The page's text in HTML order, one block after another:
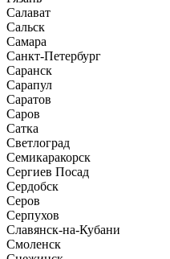
Салават
Сальск
Самара
Санкт-Петербург
Саранск
Сарапул
Саратов
Саров
Сатка
Светлоград
Семикаракорск
Сергиев Посад
Сердобск
Серов
Серпухов
Славянск-на-Кубани
Смоленск